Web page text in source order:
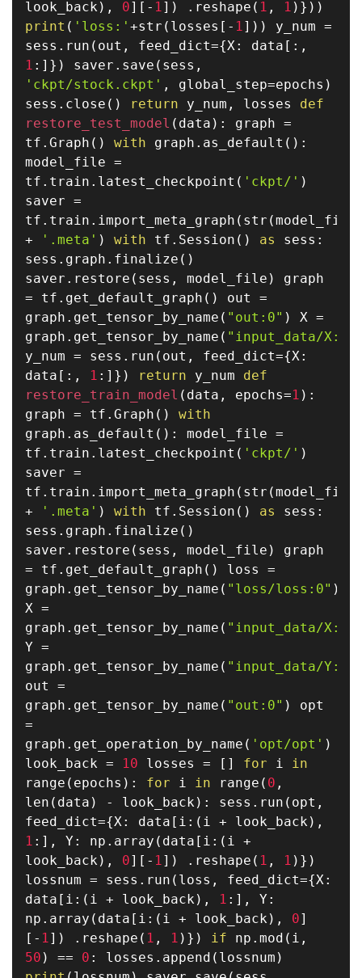
look_back ) , 0] [ - 1 ] ) . reshape ( 1 , 1 ) } ) )
print ( 'loss:' +str ( losses [ - 1 ] ) ) y_num =
sess . run ( out , feed_dict={X : data [ : ,
1 : ] } ) saver . save ( sess ,
'ckpt/stock.ckpt' , global_step=epochs )
sess . close ( ) return y_num , losses def
restore_test_model ( data ) : graph =
tf . Graph ( ) with graph . as_default ( ) :
model_file =
tf . train . latest_checkpoint ( 'ckpt/' )
saver =
tf . train . import_meta_graph ( str (model_file
+
'.meta' ) with tf . Session ( ) as sess :
sess . graph . finalize ( )
saver . restore ( sess , model_file )
graph
= tf . get_default_graph ( ) out =
graph . get_tensor_by_name ( "out:0" ) X =
graph . get_tensor_by_name ( "input_data/X:0"
y_num = sess . run ( out , feed_dict={X :
data [ : , 1 : ] } ) return y_num def
restore_train_model ( data , epochs=1 ) :
graph = tf . Graph ( )
with
graph . as_default ( ) : model_file =
tf . train . latest_checkpoint ( 'ckpt/' )
saver =
tf . train . import_meta_graph ( str (model_file
+
'.meta' ) with tf . Session ( ) as sess :
sess . graph . finalize ( )
saver . restore ( sess , model_file )
graph
= tf . get_default_graph ( ) loss =
graph . get_tensor_by_name ( "loss/loss:0" )
X =
graph . get_tensor_by_name ( "input_data/X:0"
Y =
graph . get_tensor_by_name ( "input_data/Y:0"
out =
graph . get_tensor_by_name ( "out:0" )
opt
=
graph . get_operation_by_name ( 'opt/opt' )
look_back = 10 losses = [ ] for i
in
range ( epochs ) : for i in range ( 0 ,
len ( data ) - look_back ) : sess . run ( opt ,
feed_dict={X : data [ i : ( i + look_back ) ,
1 : ] , Y : np . array ( data [ i : ( i +
look_back ) , 0] [ - 1 ] ) . reshape ( 1 , 1 ) } )
lossnum = sess . run ( loss , feed_dict={X :
data [ i : ( i + look_back ) , 1 : ] , Y :
np . array ( data [ i : ( i + look_back ) , 0]
[ - 1 ] ) . reshape ( 1 , 1 ) } ) if np . mod ( i ,
50 ) == 0 : losses . append ( lossnum )